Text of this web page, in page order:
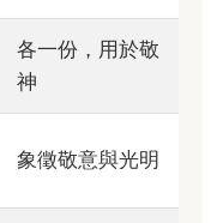
各一份，用於敬
神
象徵敬意與光明